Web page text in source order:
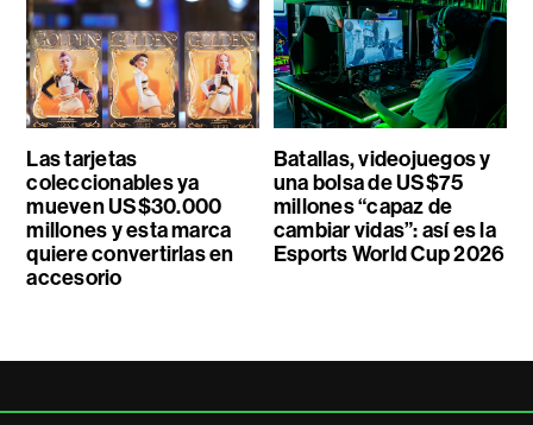
Las tarjetas
coleccionables ya
mueven US$30.000
millones y esta marca
quiere convertirlas en
accesorio
Batallas, videojuegos y
una bolsa de US$75
millones “capaz de
cambiar vidas”: así es la
Esports World Cup 2026